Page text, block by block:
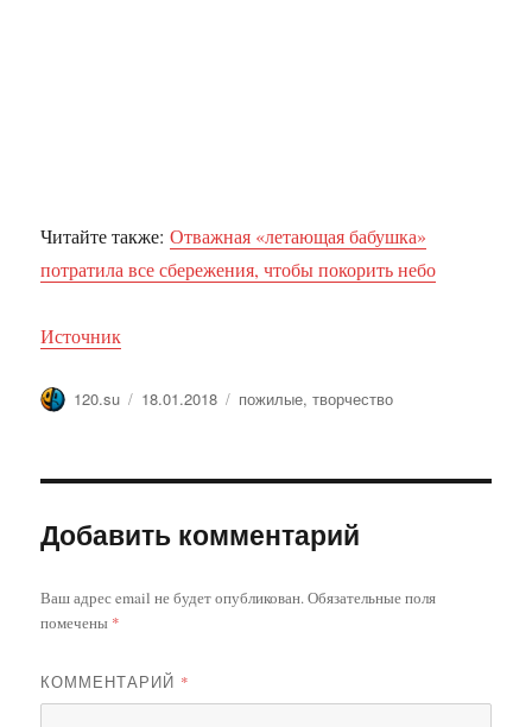
Читайте также:Отважная «летающая бабушка»
потратила все сбережения, чтобы покорить небо
Источник
Автор
120.su Опубликовано
18.01.2018 Метки
пожилые,творчество
Добавить комментарий
Ваш адрес email не будет опубликован.Обязательные поля
помечены *
КОММЕНТАРИЙ *